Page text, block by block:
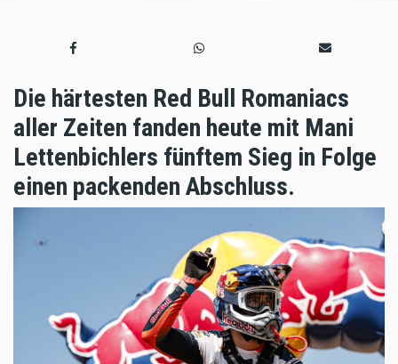
Die härtesten Red Bull Romaniacs
aller Zeiten fanden heute mit Mani
Lettenbichlers fünftem Sieg in Folge
einen packenden Abschluss.